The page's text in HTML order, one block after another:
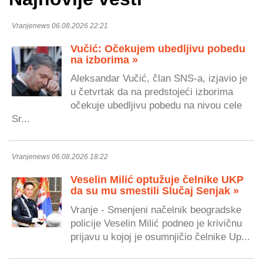
Vranjenews 06.08.2026 22:21
Vučić: Očekujem ubedljivu pobedu
na izborima »
Aleksandar Vučić, član SNS-a, izjavio je
u četvrtak da na predstojeći izborima
očekuje ubedljivu pobedu na nivou cele
Sr...
Vranjenews 06.08.2026 18:22
Veselin Milić optužuje čelnike UKP
da su mu smestili Slučaj Senjak »
Vranje - Smenjeni načelnik beogradske
policije Veselin Milić podneo je krivičnu
prijavu u kojoj je osumnjičio čelnike Up...